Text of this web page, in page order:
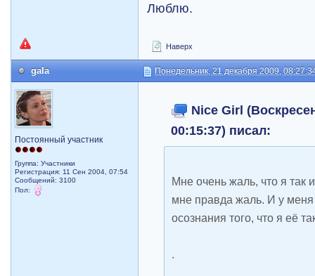
Люблю.
Наверх
gala Понедельник, 21 декабря 2009,
Постоянный участник
Группа: Участники
Регистрация: 11 Сен 2004, 07:54
Сообщений: 3100
Пол:
Nice Girl
00:15:37) писал:
Мне очень жаль, что я так
мне правда жаль. И у меня
осознания того, что я её
.